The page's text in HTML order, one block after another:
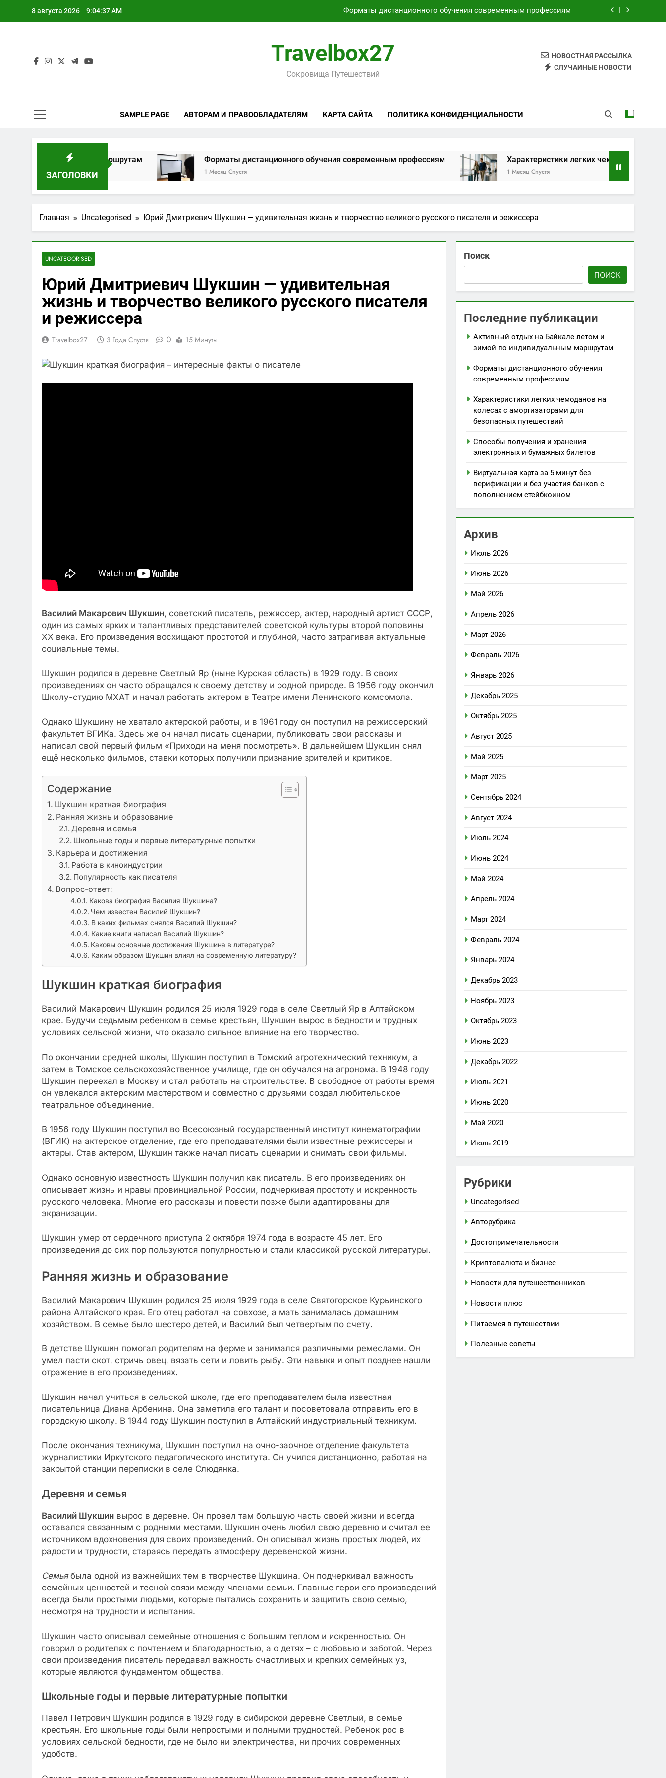
8 августа 2026 9:04:38 AM Форматы дистанционного обучения современным профессиям
Способы получения и хранения электронных и бумажных билетов
Активный отдых на Байкале летом и зимой по индивидуальным маршрутам
Характеристики легких чемоданов на колесах с амортизаторами для безопасных путешествий
Travelbox27
Сокровища Путешествий
НОВОСТНАЯ РАССЫЛКА
СЛУЧАЙНЫЕ НОВОСТИ
SAMPLE PAGE АВТОРАМ И ПРАВООБЛАДАТЕЛЯМ КАРТА САЙТА ПОЛИТИКА КОНФИДЕНЦИАЛЬНОСТИ
ЗАГОЛОВКИ
маршрутам Форматы дистанционного обучения современным профессиям
1 Месяц Спустя
Характеристики легких чемоданов на колесах с
1 Месяц Спустя
Главная Uncategorised Юрий Дмитриевич Шукшин — удивительная жизнь и творчество великого русского писателя и режиссера
UNCATEGORISED
Юрий Дмитриевич Шукшин — удивительная
жизнь и творчество великого русского писателя
и режиссера
Travelbox27_ 3 Года Спустя 0 15 Минуты
Василий Макарович Шукшин, советский писатель, режиссер, актер, народный артист СССР,
один из самых ярких и талантливых представителей советской культуры второй половины
XX века. Его произведения восхищают простотой и глубиной, часто затрагивая актуальные
социальные темы.
Шукшин родился в деревне Светлый Яр (ныне Курская область) в 1929 году. В своих
произведениях он часто обращался к своему детству и родной природе. В 1956 году окончил
Школу-студию МХАТ и начал работать актером в Театре имени Ленинского комсомола.
Однако Шукшину не хватало актерской работы, и в 1961 году он поступил на режиссерский
факультет ВГИКа. Здесь же он начал писать сценарии, публиковать свои рассказы и
написал свой первый фильм «Приходи на меня посмотреть». В дальнейшем Шукшин снял
ещё несколько фильмов, ставки которых получили признание зрителей и критиков.
Содержание
Шукшин краткая биография
Ранняя жизнь и образование
Деревня и семья
Школьные годы и первые литературные попытки
Карьера и достижения
Работа в киноиндустрии
Популярность как писателя
Вопрос-ответ:
Какова биография Василия Шукшина?
Чем известен Василий Шукшин?
В каких фильмах снялся Василий Шукшин?
Какие книги написал Василий Шукшин?
Каковы основные достижения Шукшина в литературе?
Каким образом Шукшин влиял на современную литературу?
Шукшин краткая биография
Василий Макарович Шукшин родился 25 июля 1929 года в селе Светлый Яр в Алтайском
крае. Будучи седьмым ребенком в семье крестьян, Шукшин вырос в бедности и трудных
условиях сельской жизни, что оказало сильное влияние на его творчество.
По окончании средней школы, Шукшин поступил в Томский агротехнический техникум, а
затем в Томское сельскохозяйственное училище, где он обучался на агронома. В 1948 году
Шукшин переехал в Москву и стал работать на строительстве. В свободное от работы время
он увлекался актерским мастерством и совместно с друзьями создал любительское
театральное объединение.
В 1956 году Шукшин поступил во Всесоюзный государственный институт кинематографии
(ВГИК) на актерское отделение, где его преподавателями были известные режиссеры и
актеры. Став актером, Шукшин также начал писать сценарии и снимать свои фильмы.
Однако основную известность Шукшин получил как писатель. В его произведениях он
описывает жизнь и нравы провинциальной России, подчеркивая простоту и искренность
русского человека. Многие его рассказы и повести позже были адаптированы для
экранизации.
Шукшин умер от сердечного приступа 2 октября 1974 года в возрасте 45 лет. Его
произведения до сих пор пользуются популрностью и стали классикой русской литературы.
Ранняя жизнь и образование
Василий Макарович Шукшин родился 25 июля 1929 года в селе Святогорское Курьинского
района Алтайского края. Его отец работал на совхозе, а мать занималась домашним
хозяйством. В семье было шестеро детей, и Василий был четвертым по счету.
В детстве Шукшин помогал родителям на ферме и занимался различными ремеслами. Он
умел пасти скот, стричь овец, вязать сети и ловить рыбу. Эти навыки и опыт позднее нашли
отражение в его произведениях.
Шукшин начал учиться в сельской школе, где его преподавателем была известная
писательница Диана Арбенина. Она заметила его талант и посоветовала отправить его в
городскую школу. В 1944 году Шукшин поступил в Алтайский индустриальный техникум.
После окончания техникума, Шукшин поступил на очно-заочное отделение факультета
журналистики Иркутского педагогического института. Он учился дистанционно, работая на
закрытой станции переписки в селе Слюдянка.
Деревня и семья
Василий Шукшин вырос в деревне. Он провел там большую часть своей жизни и всегда
оставался связанным с родными местами. Шукшин очень любил свою деревню и считал ее
источником вдохновения для своих произведений. Он описывал жизнь простых людей, их
радости и трудности, стараясь передать атмосферу деревенской жизни.
Семьябыла одной из важнейших тем в творчестве Шукшина. Он подчеркивал важность
семейных ценностей и тесной связи между членами семьи. Главные герои его произведений
всегда были простыми людьми, которые пытались сохранить и защитить свою семью,
несмотря на трудности и испытания.
Шукшин часто описывал семейные отношения с большим теплом и искренностью. Он
говорил о родителях с почтением и благодарностью, а о детях – с любовью и заботой. Через
свои произведения писатель передавал важность счастливых и крепких семейных уз,
которые являются фундаментом общества.
Школьные годы и первые литературные попытки
Павел Петрович Шукшин родился в 1929 году в сибирской деревне Светлый, в семье
крестьян. Его школьные годы были непростыми и полными трудностей. Ребенок рос в
условиях сельской бедности, где не было ни электричества, ни прочих современных
удобств.
Поиск
ПОИСК
Последние публикации
Активный отдых на Байкале летом и
зимой по индивидуальным маршрутам
Форматы дистанционного обучения
современным профессиям
Характеристики легких чемоданов на
колесах с амортизаторами для
безопасных путешествий
Способы получения и хранения
электронных и бумажных билетов
Виртуальная карта за 5 минут без
верификации и без участия банков с
пополнением стейбкоином
Архив
Июль 2026
Июнь 2026
Май 2026
Апрель 2026
Март 2026
Февраль 2026
Январь 2026
Декабрь 2025
Октябрь 2025
Август 2025
Май 2025
Март 2025
Сентябрь 2024
Август 2024
Июль 2024
Июнь 2024
Май 2024
Апрель 2024
Март 2024
Февраль 2024
Январь 2024
Декабрь 2023
Ноябрь 2023
Октябрь 2023
Июнь 2023
Декабрь 2022
Июль 2021
Июнь 2020
Май 2020
Июль 2019
Рубрики
Uncategorised
Авторубрика
Достопримечательности
Криптовалюта и бизнес
Новости для путешественников
Новости плюс
Питаемся в путешествии
Полезные советы